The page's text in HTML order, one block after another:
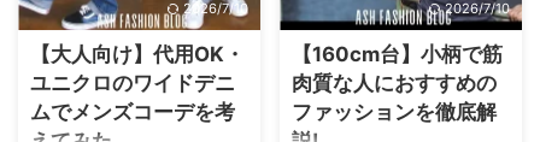
たので、ちょっとレビューし
てみようと思い記事を作って
みました。 ぶっちゃけユナイ
テッドアンツってどうなの？
と客観的に調べてみたので、
こで、パーソナルカラリスト
資格を持つ筆者が、それぞれ
の体型に似合う細身デニムを
パンツを紹介します。 それぞ
れのシルエットをリスト化し
2026/7/10
【大人向け】代用OK・
ユニクロのワイドデニ
ムでメンズコーデを考
2026/7/10
【160cm台】小柄で筋
肉質な人におすすめの
ファッションを徹底解